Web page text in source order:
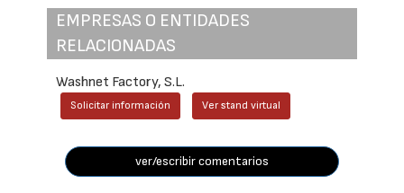
EMPRESAS O ENTIDADES
RELACIONADAS
Washnet Factory, S.L.
Solicitar información Ver stand virtual
ver/escribir comentarios